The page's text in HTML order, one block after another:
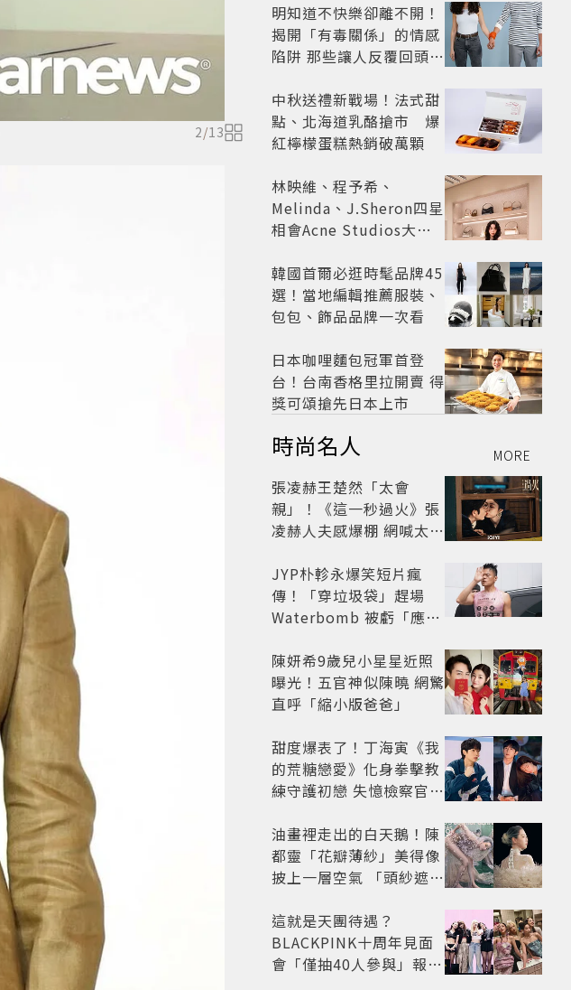
2/13
明知道不快樂卻離不開！
揭開「有毒關係」的情感
陷阱 那些讓人反覆回頭的
戒？
中秋送禮新戰場！法式甜
點、北海道乳酪搶市 爆
紅檸檬蛋糕熱銷破萬顆
林映維、程予希、
Melinda、J.Sheron四星
相會Acne Studios大曬
韓國首爾必逛時髦品牌45
選！當地編輯推薦服裝、
包包、飾品品牌一次看
日本咖哩麵包冠軍首登
台！台南香格里拉開賣 得
獎可頌搶先日本上市
時尚名人 MORE
張凌赫王楚然「太會
親」！《這一秒過火》張
凌赫人夫感爆棚 網喊太有
JYP朴軫永爆笑短片瘋
傳！「穿垃圾袋」趕場
Waterbomb 被虧「應該
陳妍希9歲兒小星星近照
曝光！五官神似陳曉 網驚
直呼「縮小版爸爸」
甜度爆表了！丁海寅《我
的荒糖戀愛》化身拳擊教
練守護初戀 失憶檢察官×
劇
油畫裡走出的白天鵝！陳
都靈「花瓣薄紗」美得像
披上一層空氣 「頭紗遮
太仙
這就是天團待遇？
BLACKPINK十周年見面
會「僅抽40人參與」報名